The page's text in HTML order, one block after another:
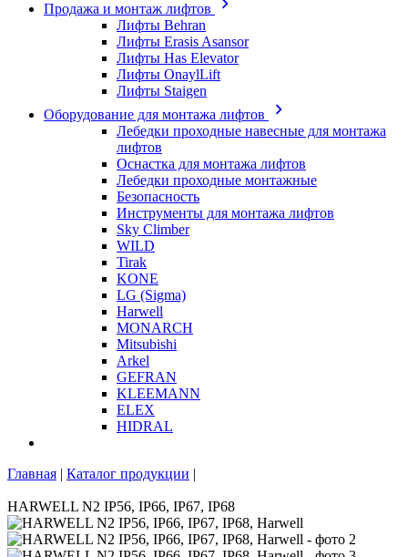
Продажа и монтаж лифтов
Лифты Behran
Лифты Erasis Asansor
Лифты Has Elevator
Лифты OnaylLift
Лифты Staigen
Оборудование для монтажа лифтов
Лебедки проходные навесные для монтажа
лифтов
Оснастка для монтажа лифтов
Лебедки проходные монтажные
Безопасность
Инструменты для монтажа лифтов
Sky Climber
WILD
Tirak
KONE
LG (Sigma)
Harwell
MONARCH
Mitsubishi
Arkel
GEFRAN
KLEEMANN
ELEX
HIDRAL
Главная | Каталог продукции |
HARWELL N2 IP56, IP66, IP67, IP68